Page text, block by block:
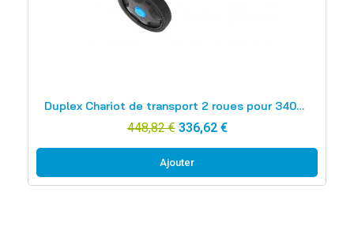
Duplex Chariot de transport 2 roues pour 340/340 ST/420/420 ST
448,82 € 336,62 €
Ajouter